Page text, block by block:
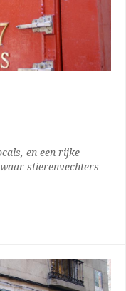
en een rijke
stierenvechters